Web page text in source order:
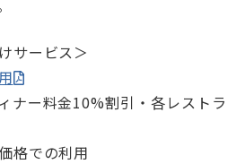
サービス＞
ナー料金10%割引・各レストラ
格での利用